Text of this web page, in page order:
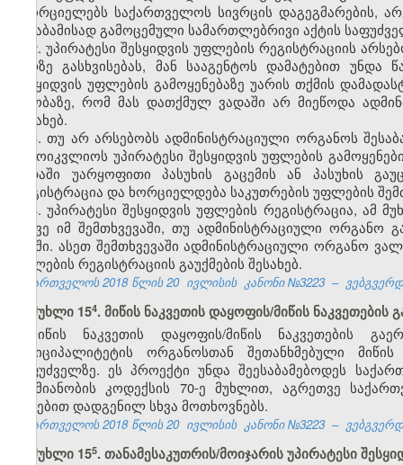
ახორციელებს საქართველოს სივრცის დაგეგმარების,
შესაბამისად გამოცემული სამართლებრივი აქტის
2. უპირატესი შესყიდვის უფლების რეგისტრაციის
პირზე გასხვისებას, მან სააგენტოს დამატებით
შესყიდვის უფლების გამოყენებაზე უარის თქმის
თაობაზე, რომ მას დათქმულ ვადაში არ მიეწოდა
შესახებ.
3. თუ არ არსებობს ადმინისტრაციული ორგანოს
გამოიკვლიოს უპირატესი შესყიდვის უფლების
ვადაში უარყოფითი პასუხის გაცემის ან პასუხის
რეგისტრაცია და ხორციელდება საკუთრების უფლების
4. უპირატესი შესყიდვის უფლების რეგისტრაცია, ამ
ასევე იმ შემთხვევაში, თუ ადმინისტრაციული ორგანო
მასში. ასეთ შემთხვევაში ადმინისტრაციული ორგანო
უფლების რეგისტრაციის გაუქმების შესახებ.
საქართველოს 2018 წლის 20 ივლისის კანონი №3223 –
მუხლი 15​4. მიწის ნაკვეთის დაყოფის/მიწის ნაკვეთების
მიწის ნაკვეთის დაყოფის/მიწის ნაკვეთების
მუნიციპალიტეტის ორგანოსთან შეთანხმებული
საფუძველზე. ეს პროექტი უნდა შეესაბამებოდეს
საქმიანობის კოდექსის 70-ე მუხლით, აგრეთვე
აქტებით დადგენილ სხვა მოთხოვნებს.
საქართველოს 2018 წლის 20 ივლისის კანონი №3223 –
მუხლი 15​5. თანამესაკუთრის/მოიჯარის უპირატესი